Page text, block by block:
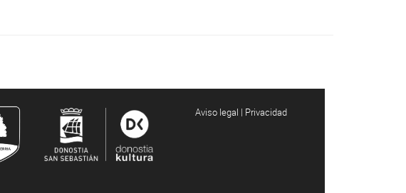
Aviso legal | Privacidad